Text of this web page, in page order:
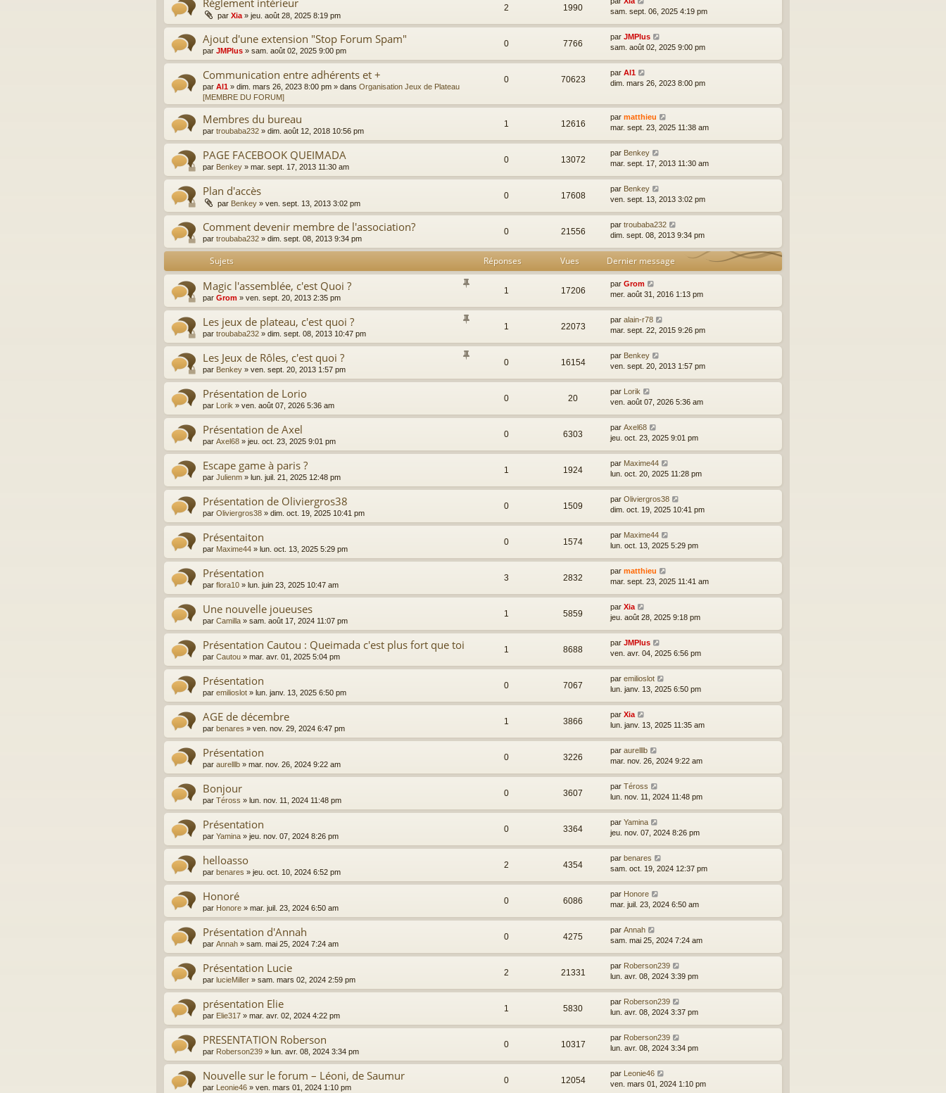
Règlement intérieur
par Xia » jeu. août 28, 2025 8:19 pm
2 1990
sam. sept. 06, 2025 4:19 pm
Ajout d'une extension "Stop Forum Spam"
par JMPlus » sam. août 02, 2025 9:00 pm
0 7766
par JMPlus
sam. août 02, 2025 9:00 pm
Communication entre adhérents et +
par Al1 » dim. mars 26, 2023 8:00 pm » dans Organisation Jeux de Plateau
[MEMBRE DU FORUM]
0 70623
par Al1
dim. mars 26, 2023 8:00 pm
Membres du bureau
par troubaba232 » dim. août 12, 2018 10:56 pm
1 12616
par matthieu
mar. sept. 23, 2025 11:38 am
PAGE FACEBOOK QUEIMADA
par Benkey » mar. sept. 17, 2013 11:30 am
0 13072
par Benkey
mar. sept. 17, 2013 11:30 am
Plan d'accès
par Benkey » ven. sept. 13, 2013 3:02 pm
0 17608
par Benkey
ven. sept. 13, 2013 3:02 pm
Comment devenir membre de l'association?
par troubaba232 » dim. sept. 08, 2013 9:34 pm
0 21556
par troubaba232
dim. sept. 08, 2013 9:34 pm
Sujets Réponses Vues Dernier message
Magic l'assemblée, c'est Quoi ?
par Grom » ven. sept. 20, 2013 2:35 pm
1 17206
par Grom
mer. août 31, 2016 1:13 pm
Les jeux de plateau, c'est quoi ?
par troubaba232 » dim. sept. 08, 2013 10:47 pm
1 22073
par alain-r78
mar. sept. 22, 2015 9:26 pm
Les Jeux de Rôles, c'est quoi ?
par Benkey » ven. sept. 20, 2013 1:57 pm
0 16154
par Benkey
ven. sept. 20, 2013 1:57 pm
Présentation de Lorio
par Lorik » ven. août 07, 2026 5:36 am
0 20
par Lorik
ven. août 07, 2026 5:36 am
Présentation de Axel
par Axel68 » jeu. oct. 23, 2025 9:01 pm
0 6303
par Axel68
jeu. oct. 23, 2025 9:01 pm
Escape game à paris ?
par Julienm » lun. juil. 21, 2025 12:48 pm
1 1924
par Maxime44
lun. oct. 20, 2025 11:28 pm
Présentation de Oliviergros38
par Oliviergros38 » dim. oct. 19, 2025 10:41 pm
0 1509
par Oliviergros38
dim. oct. 19, 2025 10:41 pm
Présentaiton
par Maxime44 » lun. oct. 13, 2025 5:29 pm
0 1574
par Maxime44
lun. oct. 13, 2025 5:29 pm
Présentation
par flora10 » lun. juin 23, 2025 10:47 am
3 2832
par matthieu
mar. sept. 23, 2025 11:41 am
Une nouvelle joueuses
par Camilla » sam. août 17, 2024 11:07 pm
1 5859
par Xia
jeu. août 28, 2025 9:18 pm
Présentation Cautou : Queimada c'est plus fort que toi
par Cautou » mar. avr. 01, 2025 5:04 pm
1 8688
par JMPlus
ven. avr. 04, 2025 6:56 pm
Présentation
par emilioslot » lun. janv. 13, 2025 6:50 pm
0 7067
par emilioslot
lun. janv. 13, 2025 6:50 pm
AGE de décembre
par benares » ven. nov. 29, 2024 6:47 pm
1 3866
par Xia
lun. janv. 13, 2025 11:35 am
Présentation
par aurelllb » mar. nov. 26, 2024 9:22 am
0 3226
par aurelllb
mar. nov. 26, 2024 9:22 am
Bonjour
par Téross » lun. nov. 11, 2024 11:48 pm
0 3607
par Téross
lun. nov. 11, 2024 11:48 pm
Présentation
par Yamina » jeu. nov. 07, 2024 8:26 pm
0 3364
par Yamina
jeu. nov. 07, 2024 8:26 pm
helloasso
par benares » jeu. oct. 10, 2024 6:52 pm
2 4354
par benares
sam. oct. 19, 2024 12:37 pm
Honoré
par Honore » mar. juil. 23, 2024 6:50 am
0 6086
par Honore
mar. juil. 23, 2024 6:50 am
Présentation d'Annah
par Annah » sam. mai 25, 2024 7:24 am
0 4275
par Annah
sam. mai 25, 2024 7:24 am
Présentation Lucie
par lucieMiller » sam. mars 02, 2024 2:59 pm
2 21331
par Roberson239
lun. avr. 08, 2024 3:39 pm
présentation Elie
par Elie317 » mar. avr. 02, 2024 4:22 pm
1 5830
par Roberson239
lun. avr. 08, 2024 3:37 pm
PRESENTATION Roberson
par Roberson239 » lun. avr. 08, 2024 3:34 pm
0 10317
par Roberson239
lun. avr. 08, 2024 3:34 pm
Nouvelle sur le forum – Léoni, de Saumur
par Leonie46 » ven. mars 01, 2024 1:10 pm
0 12054
par Leonie46
ven. mars 01, 2024 1:10 pm